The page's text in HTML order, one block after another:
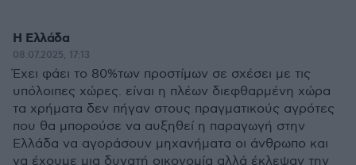
Η Ελλάδα
08.07.2025, 17:13
Έχει φάει το 80%των προστίμων σε σχέσει με τις
υπόλοιπες χώρες. είναι η πλέων διεφθαρμένη χώρα
τα χρήματα δεν πήγαν στους πραγματικούς αγρότες
που θα μπορούσε να αυξηθεί η παραγωγή στην
Ελλάδα να αγοράσουν μηχανήματα οι άνθρωπο και
να έχουμε μια δυνατή οικονομία αλλά έκλεψαν την